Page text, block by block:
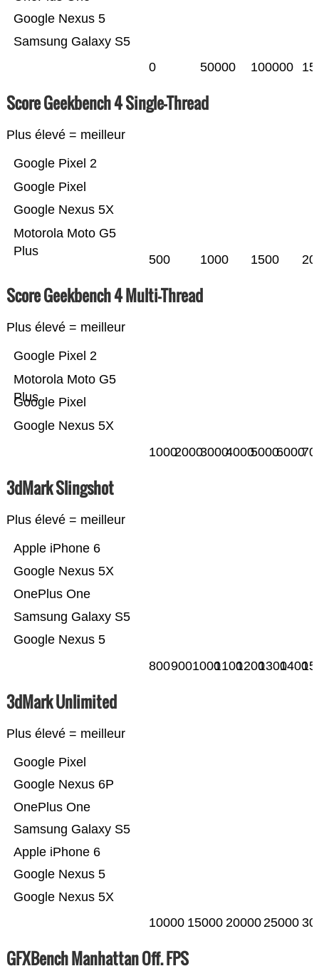
Samsung Galaxy S5
Google Nexus 5
0 50000 100000
Score Geekbench 4 Single-Thread
Plus élevé = meilleur
Motorola Moto G5
Plus
Google Nexus 5X
Google Pixel
Google Pixel 2
500 1000 1500
Score Geekbench 4 Multi-Thread
Plus élevé = meilleur
Google Nexus 5X
Google Pixel
Motorola Moto G5
Plus
Google Pixel 2
100020003000400050006000
3dMark Slingshot
Plus élevé = meilleur
Google Nexus 5
Samsung Galaxy S5
OnePlus One
Google Nexus 5X
Apple iPhone 6
80090010001100120013001400
3dMark Unlimited
Plus élevé = meilleur
Google Nexus 5X
Google Nexus 5
Apple iPhone 6
Samsung Galaxy S5
OnePlus One
Google Nexus 6P
Google Pixel
10000 15000 2000025000
GFXBench Manhattan Off. FPS